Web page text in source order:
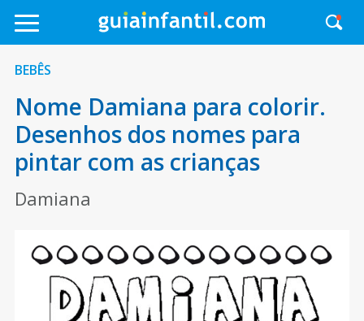
BEBÊS
Nome Damiana para colorir.
Desenhos dos nomes para
pintar com as crianças
Damiana